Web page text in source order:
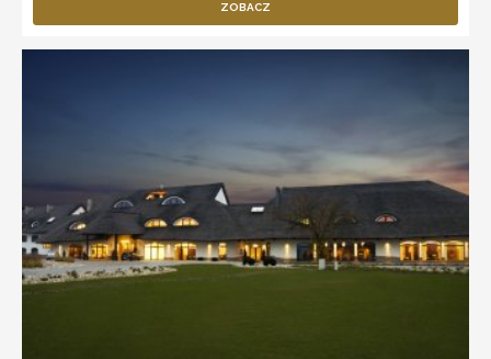
ZOBACZ